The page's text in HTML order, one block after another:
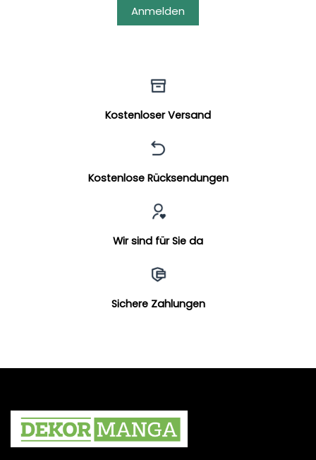
Anmelden
Kostenloser Versand
Kostenlose Rücksendungen
Wir sind für Sie da
Sichere Zahlungen